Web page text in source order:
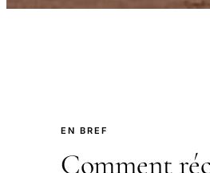
EN BREF
Comment